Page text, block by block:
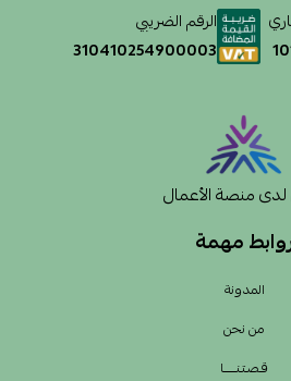
مهمة
المدونة
من نحن
قـصـتـنــــــا
الرقم الضريبي
310410254900003
منصة الأعمال